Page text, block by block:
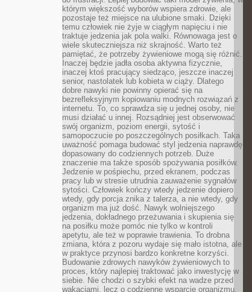
którym większość wyborów wspiera zdrowie, ale
pozostaje też miejsce na ulubione smaki. Dzięki
temu człowiek nie żyje w ciągłym napięciu i nie
traktuje jedzenia jak pola walki. Równowaga jest o
wiele skuteczniejsza niż skrajność. Warto też
pamiętać, że potrzeby żywieniowe mogą się różnić.
Inaczej będzie jadła osoba aktywna fizycznie,
inaczej ktoś pracujący siedząco, jeszcze inaczej
senior, nastolatek lub kobieta w ciąży. Dlatego
dobre nawyki nie powinny opierać się na
bezrefleksyjnym kopiowaniu modnych rozwiązań z
internetu. To, co sprawdza się u jednej osoby, nie
musi działać u innej. Rozsądniej jest obserwować
swój organizm, poziom energii, sytość i
samopoczucie po poszczególnych posiłkach. Taka
uważność pomaga budować styl jedzenia naprawdę
dopasowany do codziennych potrzeb. Duże
znaczenie ma także sposób spożywania posiłków.
Jedzenie w pośpiechu, przed ekranem, podczas
pracy lub w stresie utrudnia zauważenie sygnałów
sytości. Człowiek kończy wtedy jedzenie dopiero
wtedy, gdy porcja znika z talerza, a nie wtedy, gdy
organizm ma już dość. Nawyk wolniejszego
jedzenia, dokładnego przeżuwania i skupienia się
na posiłku może pomóc nie tylko w kontroli
apetytu, ale też w poprawie trawienia. To drobna
zmiana, która z pozoru wydaje się mało istotna, ale
w praktyce przynosi bardzo konkretne korzyści.
Budowanie zdrowych nawyków żywieniowych to
proces, który najlepiej traktować jako inwestycję w
siebie. Nie chodzi o szybki efekt na wadze przed
wakacjami, lecz o codzienne wsparcie organizmu,